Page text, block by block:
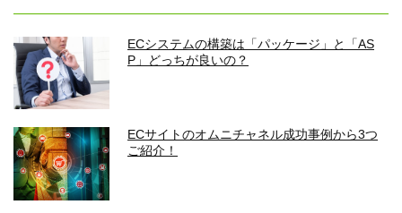
ECシステムの構築は「パッケージ」と「AS
P」どっちが良いの？
ECサイトのオムニチャネル成功事例から3つ
ご紹介！